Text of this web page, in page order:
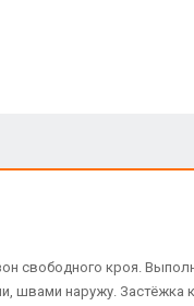
свободного кроя.
швами наружу. Застёжка